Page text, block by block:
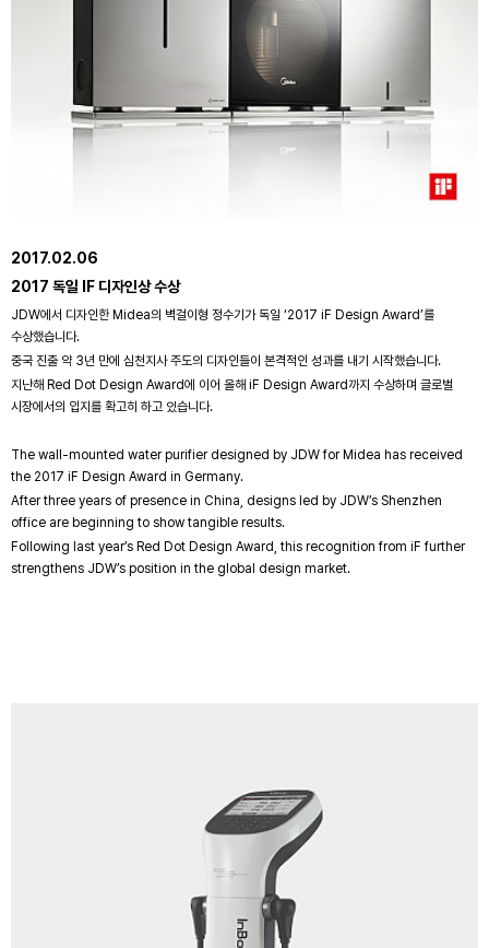
2017.02.06
2017 독일 IF 디자인상 수상
JDW에서 디자인한 Midea의 벽걸이형 정수기가 독일 ‘2017 iF Design Award’를
수상했습니다.
중국 진출 약 3년 만에 심천지사 주도의 디자인들이 본격적인 성과를 내기 시작했습니다.
지난해 Red Dot Design Award에 이어 올해 iF Design Award까지 수상하며 글로벌
시장에서의 입지를 확고히 하고 있습니다.
The wall-mounted water purifier designed by JDW for Midea has received
the 2017 iF Design Award in Germany.
After three years of presence in China, designs led by JDW’s Shenzhen
office are beginning to show tangible results.
Following last year’s Red Dot Design Award, this recognition from iF further
strengthens JDW’s position in the global design market.